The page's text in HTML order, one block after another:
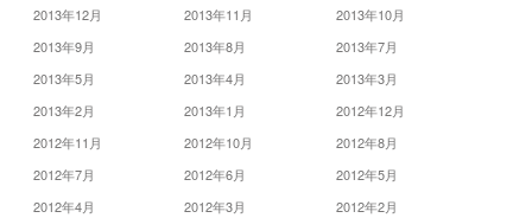
2013年12月
2013年11月
2013年10月
2013年9月
2013年8月
2013年7月
2013年5月
2013年4月
2013年3月
2013年2月
2013年1月
2012年12月
2012年11月
2012年10月
2012年8月
2012年7月
2012年6月
2012年5月
2012年4月
2012年3月
2012年2月